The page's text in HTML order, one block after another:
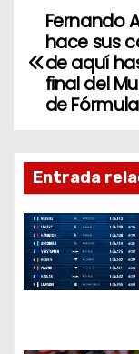
er e
b
o
o
N
a
g
a
c
i
Fernando
hace sus
de aquí
final del
de Fórmula
Entrada